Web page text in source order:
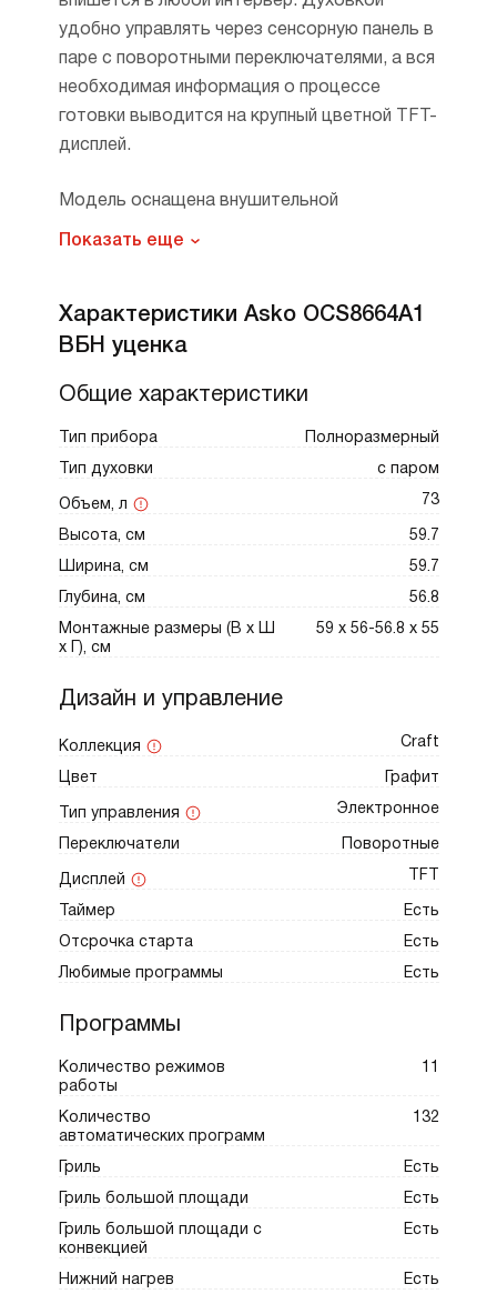
удобно управлять через сенсорную панель в
паре с поворотными переключателями, а вся
необходимая информация о процессе
готовки выводится на крупный цветной TFT-
дисплей.
Модель оснащена внушительной
библиотекой из 132 автоматических
электронных рецептов, а духовой шкаф
самостоятельно определит оптимальные
Помимо готовых программ, устройство
оснащено 11 способами нагрева. Среди
Верхний и нижний нагрев для
классической выпечки и томления.
Увеличенный гриль для равномерного
Конвекция горячим воздухом для
приготовления на нескольких уровнях
одновременно.
Подача пара с тремя степенями
интенсивности — малый, нормальный и
интенсивный пар.
функцией WarmPlate.
Все эти режимы можно комбинировать
между собой, добиваясь идеальной
текстуры, аппетитной корочки и
насыщенного аромата привычных
продуктов.
Отдельного внимания заслуживает
Показать еще
Характеристики Asko OCS8664A1
ВБН уценка
Общие характеристики
Тип прибора Полноразмерный
Тип духовки с паром
Объем, л 73
Высота, см 59.7
Ширина, см 59.7
Глубина, см 56.8
Монтажные размеры (В х Ш
х Г), см
59 х 56-56.8 х 55
Дизайн и управление
Коллекция Craft
Цвет Графит
Тип управления Электронное
Переключатели Поворотные
Дисплей TFT
Таймер Есть
Отсрочка старта Есть
Любимые программы Есть
Программы
Количество режимов
работы
11
Количество
автоматических программ
132
Гриль Есть
Гриль большой площади Есть
Гриль большой площади с
конвекцией
Есть
Нижний нагрев Есть